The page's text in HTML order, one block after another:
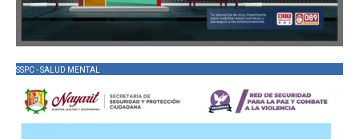
SSPC - SALUD MENTAL